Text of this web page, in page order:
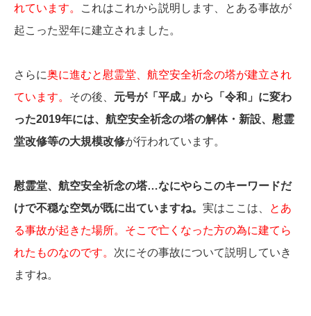
れています。
これはこれから説明します、とある事故が
起こった翌年に建立されました。
さらに奥に進むと慰霊堂、航空安全祈念の塔が建立され
ています。 その後、 元号が「平成」から「令和」に変わ
った2019年には、航空安全祈念の塔の解体・新設、慰霊
堂改修等の大規模改修が行われています。
慰霊堂、航空安全祈念の塔…なにやらこのキーワードだ
けで不穏な空気が既に出ていますね。 実はここは、
とあ
る事故が起きた場所。そこで亡くなった方の為に建てら
れたものなのです。 次にその事故について説明していき
ますね。